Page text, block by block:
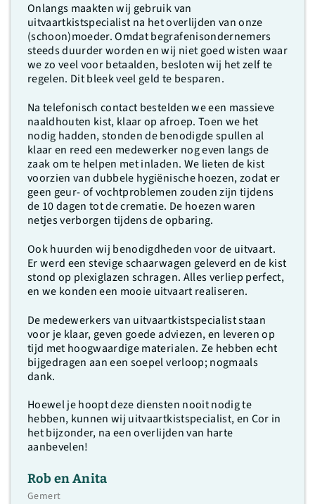
Onlangs maakten wij gebruik van
uitvaartkistspecialist na het overlijden van onze
(schoon)moeder. Omdat begrafenisondernemers
steeds duurder worden en wij niet goed wisten waar
we zo veel voor betaalden, besloten wij het zelf te
regelen. Dit bleek veel geld te besparen.
Na telefonisch contact bestelden we een massieve
naaldhouten kist, klaar op afroep. Toen we het
nodig hadden, stonden de benodigde spullen al
klaar en reed een medewerker nog even langs de
zaak om te helpen met inladen. We lieten de kist
voorzien van dubbele hygiënische hoezen, zodat er
geen geur- of vochtproblemen zouden zijn tijdens
de 10 dagen tot de crematie. De hoezen waren
netjes verborgen tijdens de opbaring.
Ook huurden wij benodigdheden voor de uitvaart.
Er werd een stevige schaarwagen geleverd en de kist
stond op plexiglazen schragen. Alles verliep perfect,
en we konden een mooie uitvaart realiseren.
De medewerkers van uitvaartkistspecialist staan
voor je klaar, geven goede adviezen, en leveren op
tijd met hoogwaardige materialen. Ze hebben echt
bijgedragen aan een soepel verloop; nogmaals
dank.
Hoewel je hoopt deze diensten nooit nodig te
hebben, kunnen wij uitvaartkistspecialist, en Cor in
het bijzonder, na een overlijden van harte
aanbevelen!
Rob en Anita
Gemert